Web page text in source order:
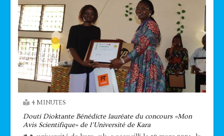
4 MINUTES
Douti Dioktante Bénédicte lauréate du concours «Mon
Avis Scientifique» de l’Université de Kara